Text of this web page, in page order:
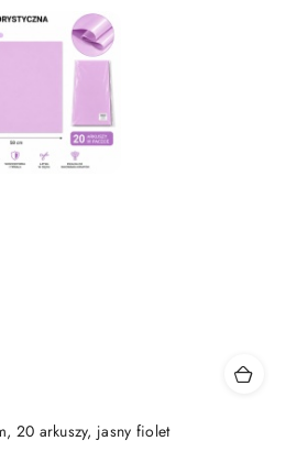
20 arkuszy, jasny fiolet